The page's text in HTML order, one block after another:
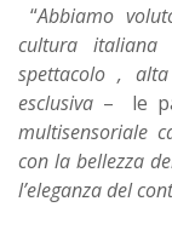
“Abbiamo
cultura
spettacolo ,
esclusiva – le
multisensoriale
con la bellezza
l’eleganza del